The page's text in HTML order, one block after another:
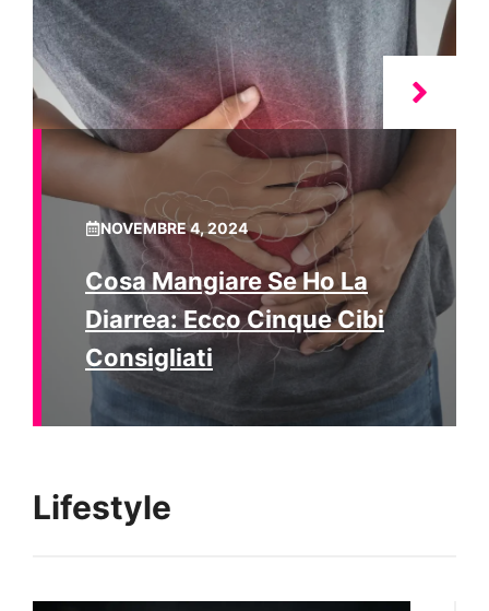
NOVEMBRE 4, 2024
Cosa Mangiare Se Ho La
Diarrea: Ecco Cinque Cibi
Consigliati
Lifestyle